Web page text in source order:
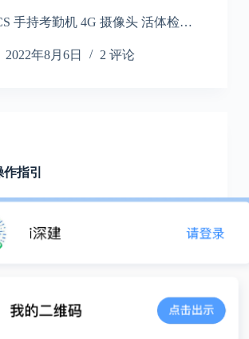
手持考勤机 4G 摄像头 活体检…
2022年8月6日 2 评论
指引